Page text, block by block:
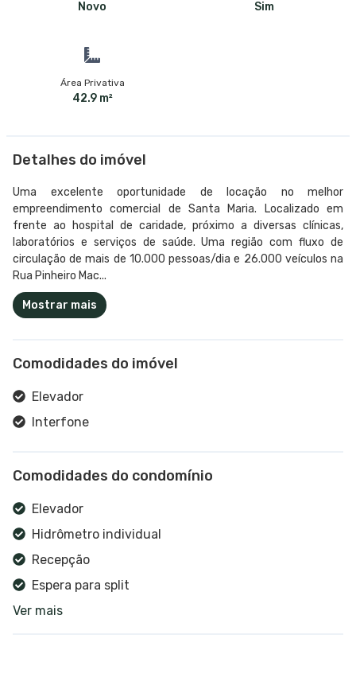
Novo Sim
Área Privativa
42.9 m²
Detalhes do imóvel
Uma excelente oportunidade de locação no melhor
empreendimento comercial de Santa Maria. Localizado em
frente ao hospital de caridade, próximo a diversas clínicas,
laboratórios e serviços de saúde. Uma região com fluxo de
circulação de mais de 10.000 pessoas/dia e 26.000 veículos na
Rua Pinheiro Mac...
Mostrar mais
Comodidades do imóvel
Elevador
Interfone
Comodidades do condomínio
Elevador
Hidrômetro individual
Recepção
Espera para split
Portão eletrônico
Ver mais